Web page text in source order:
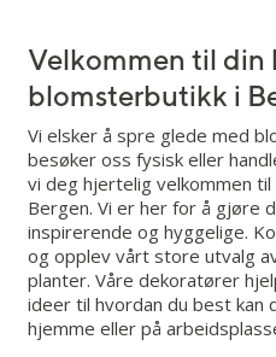
Velkommen til din
blomsterbutikk i
Vi elsker å spre glede med
besøker oss fysisk eller
vi deg hjertelig velkommen
Bergen. Vi er her for å gjøre
inspirerende og hyggelige.
og opplev vårt store utvalg
planter. Våre dekoratører
ideer til hvordan du best
hjemme eller på